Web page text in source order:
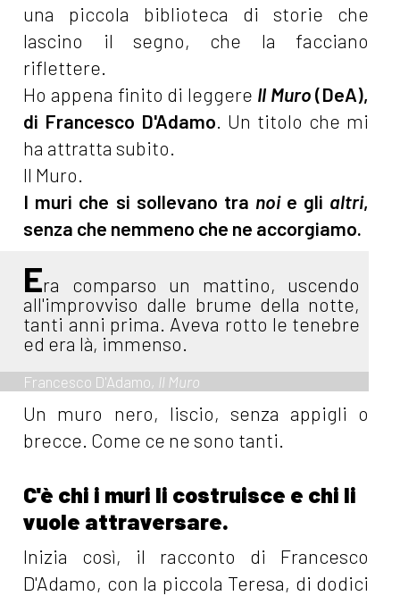
una piccola biblioteca di storie che
lascino il segno, che la facciano
riflettere.
Ho appena finito di leggere Il Muro (DeA),
di Francesco D'Adamo. Un titolo che mi
ha attratta subito.
Il Muro.
I muri che si sollevano tra noie gli altri,
senza che nemmeno che ne accorgiamo.
Era comparso un mattino, uscendo
all'improvviso dalle brume della notte,
tanti anni prima. Aveva rotto le tenebre
ed era là, immenso.
Francesco D'Adamo, Il Muro
Un muro nero, liscio, senza appigli o
brecce. Come ce ne sono tanti.
C'è chi i muri li costruisce e chi li
vuole attraversare.
Inizia così, il racconto di Francesco
D'Adamo, con la piccola Teresa, di dodici